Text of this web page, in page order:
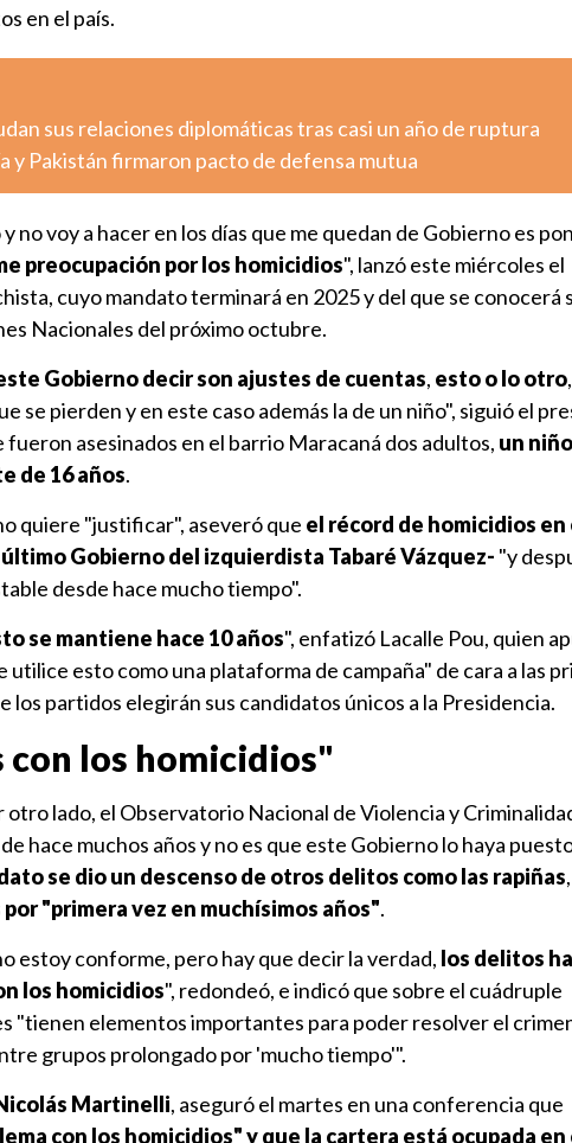
en el país.
sus relaciones diplomáticas tras casi un año de ruptura
y Pakistán firmaron pacto de defensa mutua
no voy a hacer en los días que me quedan de Gobierno es
preocupación por los homicidios", lanzó este miércoles el
cuyo mandato terminará en 2025 y del que se conocerá
Nacionales del próximo octubre.
Gobierno decir son ajustes de cuentas, esto o lo otro,
se pierden y en este caso además la de un niño", siguió el
fueron asesinados en el barrio Maracaná dos adultos, un
de 16 años.
quiere "justificar", aseveró que el récord de homicidios en
último Gobierno del izquierdista Tabaré Vázquez- "y
desde hace mucho tiempo".
se mantiene hace 10 años", enfatizó Lacalle Pou, quien
utilice esto como una plataforma de campaña" de cara a las
los partidos elegirán sus candidatos únicos a la Presidencia.
con los homicidios"
lado, el Observatorio Nacional de Violencia y
hace muchos años y no es que este Gobierno lo haya
se dio un descenso de otros delitos como las rapiñas,
"primera vez en muchísimos años".
estoy conforme, pero hay que decir la verdad, los delitos
los homicidios", redondeó, e indicó que sobre el cuádruple
"tienen elementos importantes para poder resolver el
grupos prolongado por 'mucho tiempo'".
Martinelli, aseguró el martes en una conferencia que
con los homicidios" y que la cartera está ocupada